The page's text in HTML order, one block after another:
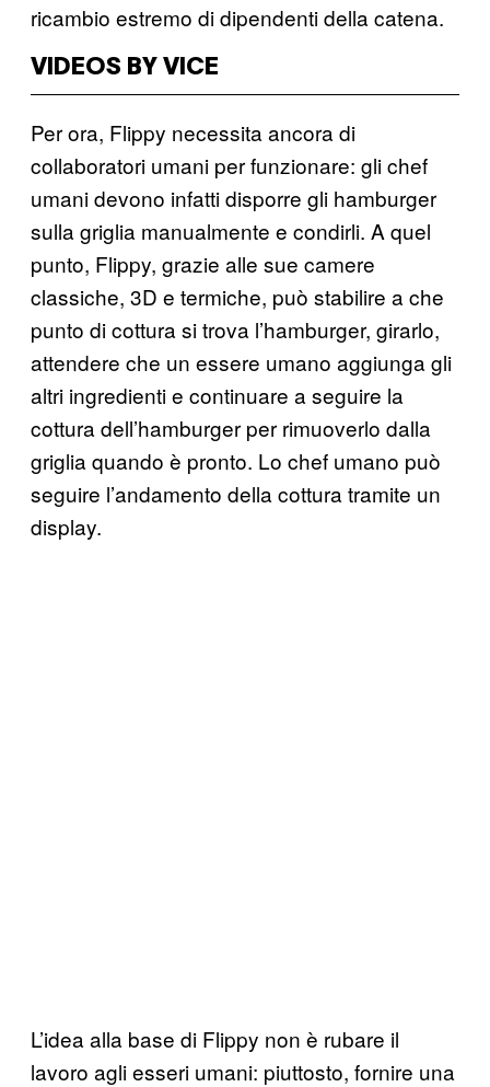
ricambio estremo di dipendenti della catena.
VIDEOS BY VICE
Per ora, Flippy necessita ancora di
collaboratori umani per funzionare: gli chef
umani devono infatti disporre gli hamburger
sulla griglia manualmente e condirli. A quel
punto, Flippy, grazie alle sue camere
classiche, 3D e termiche, può stabilire a che
punto di cottura si trova l’hamburger, girarlo,
attendere che un essere umano aggiunga gli
altri ingredienti e continuare a seguire la
cottura dell’hamburger per rimuoverlo dalla
griglia quando è pronto. Lo chef umano può
seguire l’andamento della cottura tramite un
display.
L’idea alla base di Flippy non è rubare il
lavoro agli esseri umani: piuttosto, fornire una